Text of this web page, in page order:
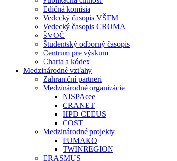
Edičná komisia
Vedecký časopis VŠEM
Vedecký časopis CROMA
ŠVOČ
Študentský odborný časopis
Centrum pre výskum
Charta a kódex
Medzinárodné vzťahy
Zahraniční partneri
Medzinárodné organizácie
NISPAcee
CRANET
HPD CEEUS
COST
Medzinárodné projekty
PUMAKO
TWINREGION
ERASMUS